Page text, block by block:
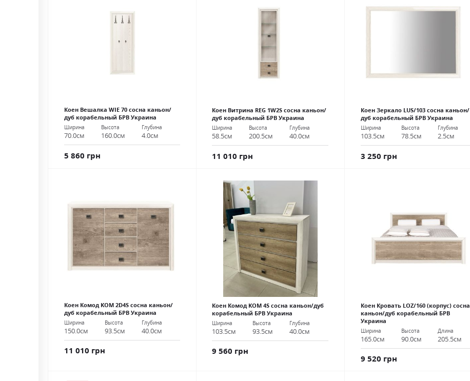
Коен Вешалка WIE 70 сосна каньон/
дуб корабельный БРВ Украина
Ширина
70.0см
Высота
160.0см
Глубина
4.0см
5 860 грн
Коен Витрина REG 1W2S сосна каньон/
дуб корабельный БРВ Украина
Ширина
58.5см
Высота
200.5см
Глубина
40.0см
11 010 грн
Коен Зеркало LUS/103 сосна каньон/
дуб корабельный БРВ Украина
Ширина
103.5см
Высота
78.5см
Глубина
2.5см
3 250 грн
Коен Комод KOM 2D4S сосна каньон/
дуб корабельный БРВ Украина
Ширина
150.0см
Высота
93.5см
Глубина
40.0см
11 010 грн
Коен Комод KOM 4S сосна каньон/дуб
корабельный БРВ Украина
Ширина
103.5см
Высота
93.5см
Глубина
40.0см
9 560 грн
Коен Кровать LOZ/160 (корпус) сосна
каньон/дуб корабельный БРВ
Украина
Ширина
165.0см
Высота
90.0см
Длина
205.5см
9 520 грн